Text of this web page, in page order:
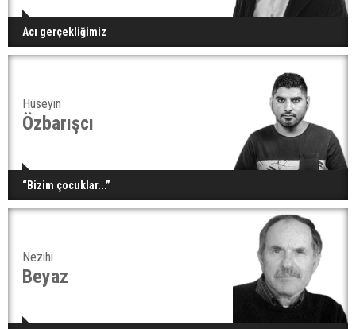
Acı gerçekliğimiz
Hüseyin
Özbarışcı
“Bizim çocuklar...”
Nezihi
Beyaz